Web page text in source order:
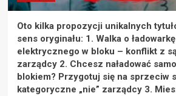
Oto kilka propozycji unikalnych
sens oryginału: 1. Walka o
elektrycznego w bloku – konflikt z
zarządcy 2. Chcesz naładować
blokiem? Przygotuj się na sprzeciw
kategoryczne „nie” zarządcy 3.